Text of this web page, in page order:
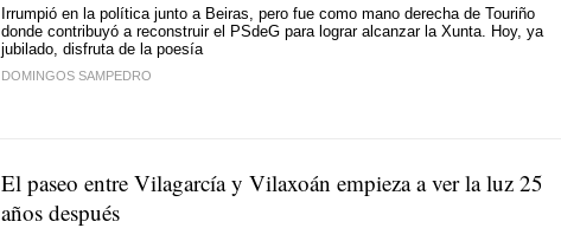
Irrumpió en la política junto a Beiras, pero fue como mano derecha de Touriño
donde contribuyó a reconstruir el PSdeG para lograr alcanzar la Xunta. Hoy, ya
jubilado, disfruta de la poesía
DOMINGOS SAMPEDRO
El paseo entre Vilagarcía y Vilaxoán empieza a ver la luz 25
años después